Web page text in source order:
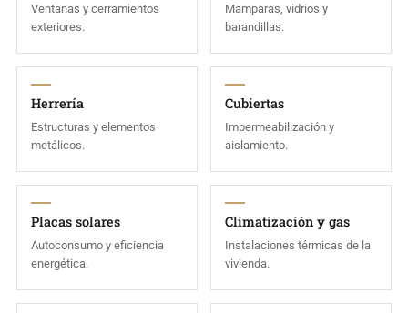
Ventanas y cerramientos
exteriores.
Mamparas, vidrios y
barandillas.
Herrería
Estructuras y elementos
metálicos.
Cubiertas
Impermeabilización y
aislamiento.
Placas solares
Autoconsumo y eficiencia
energética.
Climatización y gas
Instalaciones térmicas de la
vivienda.